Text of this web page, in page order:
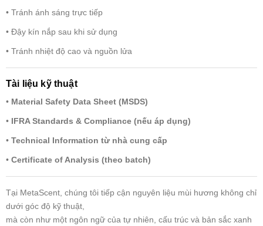
• Tránh ánh sáng trực tiếp
• Đậy kín nắp sau khi sử dụng
• Tránh nhiệt độ cao và nguồn lửa
Tài liệu kỹ thuật
• Material Safety Data Sheet (MSDS)
• IFRA Standards & Compliance (nếu áp dụng)
• Technical Information từ nhà cung cấp
• Certificate of Analysis (theo batch)
Tại MetaScent, chúng tôi tiếp cận nguyên liệu mùi hương không chỉ
dưới góc độ kỹ thuật,
mà còn như một ngôn ngữ của tự nhiên, cấu trúc và bản sắc xanh